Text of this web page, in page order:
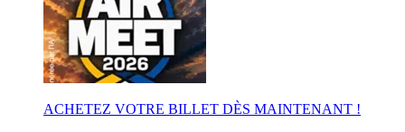
ACHETEZ VOTRE BILLET DÈS MAINTENANT !